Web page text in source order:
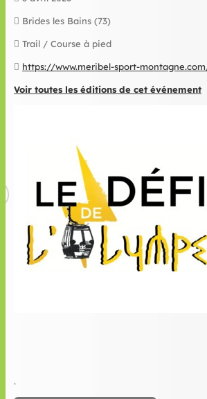
Brides les Bains (73)
Trail / Course à pied
https://www.meribel-sport-
Voir toutes les éditions de cet événement
.